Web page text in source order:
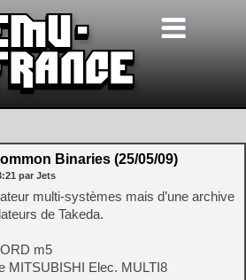
Binaries (25/05/09)
par Jets
multi-systèmes mais d’une archive
de Takeda.
m5
MITSUBISHI Elec. MULTI8